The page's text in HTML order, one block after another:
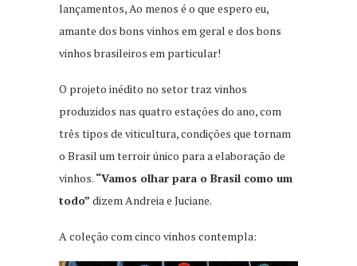
lançamentos, Ao menos é o que espero eu,
amante dos bons vinhos em geral e dos bons
vinhos brasileiros em particular!
O projeto inédito no setor traz vinhos
produzidos nas quatro estações do ano, com
três tipos de viticultura, condições que tornam
o Brasil um terroir único para a elaboração de
vinhos. “Vamos olhar para o Brasil como um
todo” dizem Andreia e Juciane.
A coleção com cinco vinhos contempla: